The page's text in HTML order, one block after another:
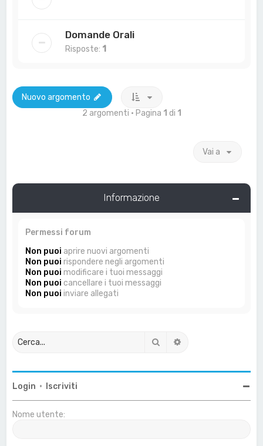
Domande Orali
Risposte: 1
Nuovo argomento
2 argomenti • Pagina 1 di 1
Vai a
Informazione
Permessi forum
Non puoi aprire nuovi argomenti
Non puoi rispondere negli argomenti
Non puoi modificare i tuoi messaggi
Non puoi cancellare i tuoi messaggi
Non puoi inviare allegati
Cerca
Login • Iscriviti
Nome utente: